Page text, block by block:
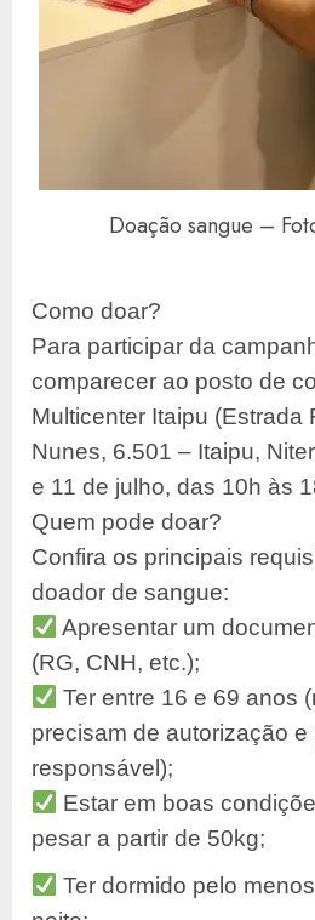
Doação sangue –
Como doar?
Para participar da
comparecer ao posto de
Multicenter Itaipu (Estrada
Nunes, 6.501 – Itaipu,
e 11 de julho, das 10h às
Quem pode doar?
Confira os principais
doador de sangue:
Apresentar um
(RG, CNH, etc.);
Ter entre 16 e 69 anos
precisam de autorização e
responsável);
Estar em boas
pesar a partir de 50kg;
Ter dormido pelo